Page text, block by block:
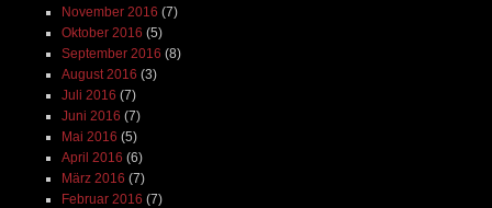
November 2016 (7)
Oktober 2016 (5)
September 2016 (8)
August 2016 (3)
Juli 2016 (7)
Juni 2016 (7)
Mai 2016 (5)
April 2016 (6)
März 2016 (7)
Februar 2016 (7)